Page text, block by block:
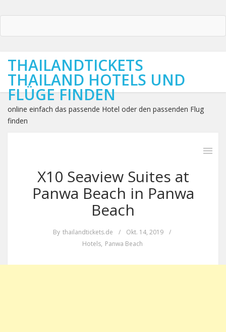
THAILANDTICKETS
THAILAND HOTELS UND
FLÜGE FINDEN
online einfach das passende Hotel oder den passenden Flug
finden
X10 Seaview Suites at
Panwa Beach in Panwa
Beach
By thailandtickets.de / Okt. 14, 2019
/
Hotels, Panwa Beach